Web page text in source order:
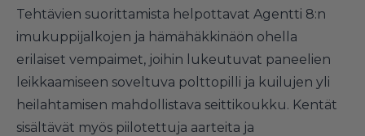
Tehtävien suorittamista helpottavat Agentti 8:n
imukuppijalkojen ja hämähäkkinäön ohella
erilaiset vempaimet, joihin lukeutuvat paneelien
leikkaamiseen soveltuva polttopilli ja kuilujen yli
heilahtamisen mahdollistava seittikoukku. Kentät
sisältävät myös piilotettuja aarteita ja